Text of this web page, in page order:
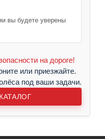
вы будете уверены
на дороге!
или приезжайте.
под ваши задачи.